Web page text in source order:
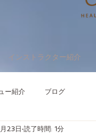
インストラクター紹介
ー紹介 ブログ
23日 読了時間: 1分